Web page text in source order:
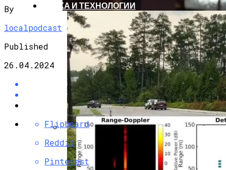
Кто Из Знаменитостей Умер В 2023 Году:
Юдашкин, Колесников, Чурикова,
Зайцев И Другие – От Чего Скончались
НАУКА И ТЕХНОЛОГИИ
By
localpodcast
Published
26.04.2024
Flipboard
Reddit
Pinterest